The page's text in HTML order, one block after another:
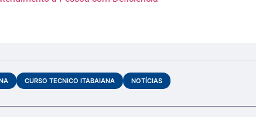
CURSO TECNICO ITABAIANA NOTÍCIAS